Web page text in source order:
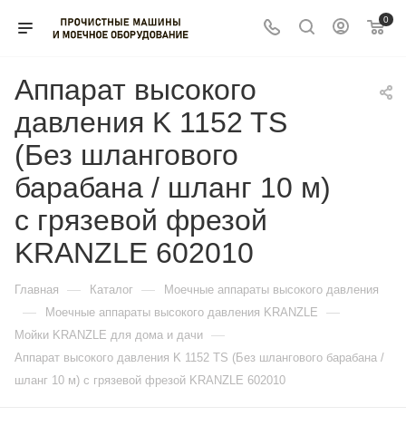
0
Аппарат высокого
давления K 1152 TS
(Без шлангового
барабана / шланг 10 м)
с грязевой фрезой
KRANZLE 602010
Главная — Каталог — Моечные аппараты высокого давления
— Моечные аппараты высокого давления KRANZLE —
Мойки KRANZLE для дома и дачи —
Аппарат высокого давления K 1152 TS (Без шлангового барабана /
шланг 10 м) с грязевой фрезой KRANZLE 602010